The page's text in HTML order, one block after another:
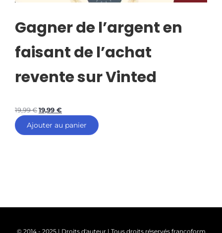
Gagner de l’argent en
faisant de l’achat
revente sur Vinted
19,99€19,99 €
Ajouter au panier
© 2014 - 2025 | Droits d'auteur | Tous droits réservés francoform